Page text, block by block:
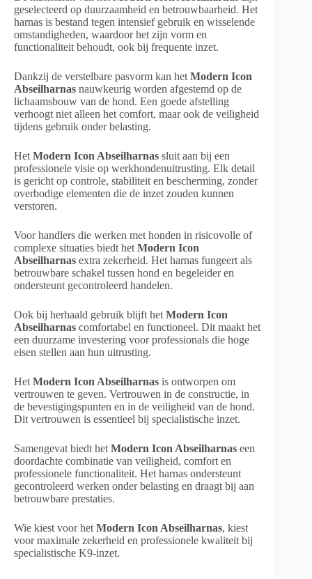
geselecteerd op duurzaamheid en betrouwbaarheid. Het
harnas is bestand tegen intensief gebruik en wisselende
omstandigheden, waardoor het zijn vorm en
functionaliteit behoudt, ook bij frequente inzet.
Dankzij de verstelbare pasvorm kan het Modern Icon
Abseilharnas nauwkeurig worden afgestemd op de
lichaamsbouw van de hond. Een goede afstelling
verhoogt niet alleen het comfort, maar ook de veiligheid
tijdens gebruik onder belasting.
Het Modern Icon Abseilharnas sluit aan bij een
professionele visie op werkhondenuitrusting. Elk detail
is gericht op controle, stabiliteit en bescherming, zonder
overbodige elementen die de inzet zouden kunnen
verstoren.
Voor handlers die werken met honden in risicovolle of
complexe situaties biedt het Modern Icon
Abseilharnas extra zekerheid. Het harnas fungeert als
betrouwbare schakel tussen hond en begeleider en
ondersteunt gecontroleerd handelen.
Ook bij herhaald gebruik blijft het Modern Icon
Abseilharnas comfortabel en functioneel. Dit maakt het
een duurzame investering voor professionals die hoge
eisen stellen aan hun uitrusting.
Het Modern Icon Abseilharnas is ontworpen om
vertrouwen te geven. Vertrouwen in de constructie, in
de bevestigingspunten en in de veiligheid van de hond.
Dit vertrouwen is essentieel bij specialistische inzet.
Samengevat biedt het Modern Icon Abseilharnas een
doordachte combinatie van veiligheid, comfort en
professionele functionaliteit. Het harnas ondersteunt
gecontroleerd werken onder belasting en draagt bij aan
betrouwbare prestaties.
Wie kiest voor het Modern Icon Abseilharnas, kiest
voor maximale zekerheid en professionele kwaliteit bij
specialistische K9-inzet.